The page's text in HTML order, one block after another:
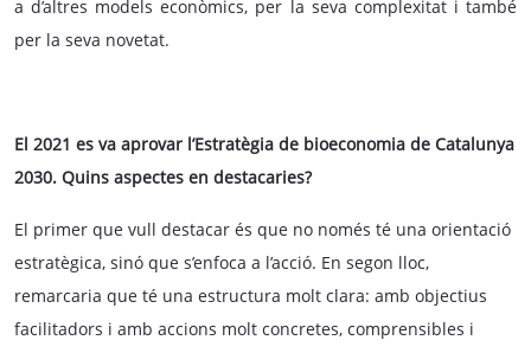
a d’altres models econòmics, per la seva complexitat i també
per la seva novetat.
El 2021 es va aprovar l’Estratègia de bioeconomia de Catalunya
2030. Quins aspectes en destacaries?
El primer que vull destacar és que no només té una orientació
estratègica, sinó que s’enfoca a l’acció. En segon lloc,
remarcaria que té una estructura molt clara: amb objectius
facilitadors i amb accions molt concretes, comprensibles i